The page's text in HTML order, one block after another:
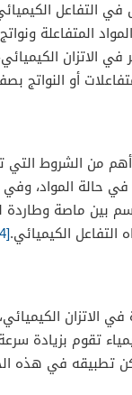
في التفاعل
المتفاعلة
في الاتزان
أو النواتج
من الشروط التي
حالة المواد، وفي
بين ماصة وطاردة
التفاعل الكيميائي.[4]
في الاتزان
تقوم بزيادة
تطبيقه في هذه